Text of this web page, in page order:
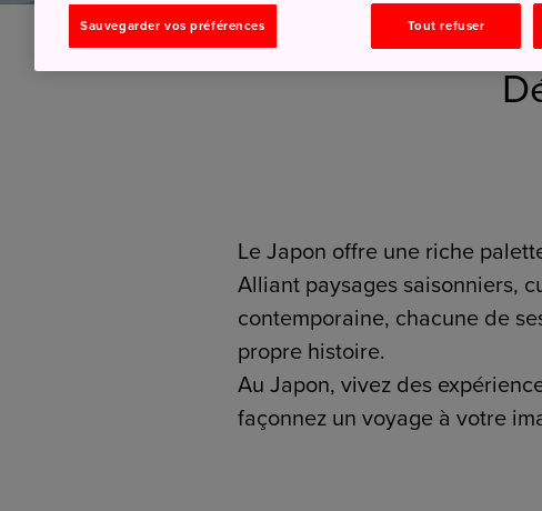
Le Japon offre une riche
Alliant paysages saisonniers,
contemporaine, chacune de
propre histoire.
Au Japon, vivez des
façonnez un voyage à votre
Sauvegarder vos préférences Tout refuser